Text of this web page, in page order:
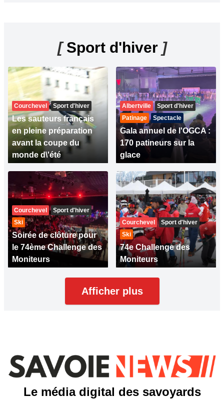
[Sport d'hiver ]
Courchevel Sport d'hiver
Les sauteurs français
en pleine préparation
avant la coupe du
monde d\'été
Albertville
Sport d'hiver
Patinage
Spectacle
Gala annuel de l'OGCA :
170 patineurs sur la
glace
Courchevel
Sport d'hiver
Ski
Soirée de clôture pour
le 74ème Challenge des
Moniteurs
Courchevel
Sport d'hiver
Ski
74e Challenge des
Moniteurs
Afficher plus
Le média digital des savoyards